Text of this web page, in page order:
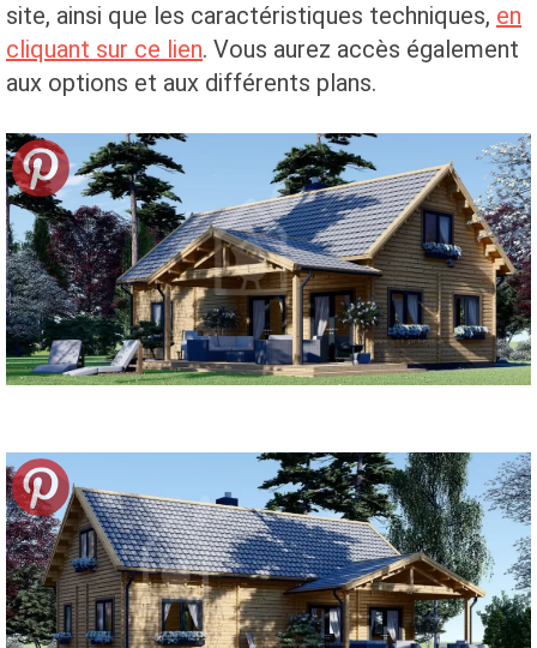
site, ainsi que les caractéristiques techniques, en
cliquant sur ce lien. Vous aurez accès également
aux options et aux différents plans.